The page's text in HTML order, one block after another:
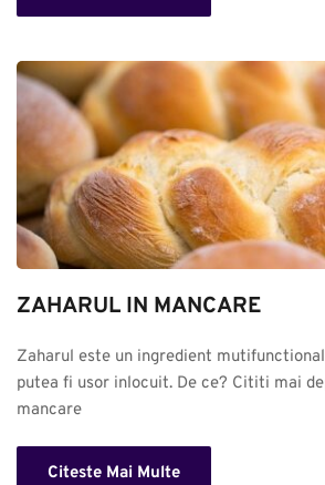
ZAHARUL IN MANCARE
Zaharul este un ingredient
putea fi usor inlocuit. De ce? Cititi mai
mancare
Citeste Mai Multe